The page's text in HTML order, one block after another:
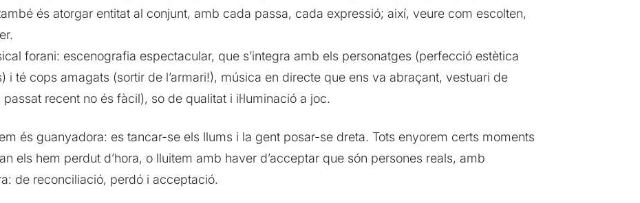
és atorgar entitat al conjunt, amb cada passa, cada expressió; així, veure com escolten,
forani: escenografia espectacular, que s’integra amb els personatges (perfecció estètica
i té cops amagats (sortir de l’armari!), música en directe que ens va abraçant, vestuari de
recent no és fàcil), so de qualitat i il·luminació a joc.
és guanyadora: es tancar-se els llums i la gent posar-se dreta. Tots enyorem certs moments
els hem perdut d’hora, o lluitem amb haver d’acceptar que són persones reals, amb
de reconciliació, perdó i acceptació.